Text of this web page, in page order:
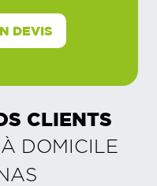
DEVIS
CLIENTS
DOMICILE